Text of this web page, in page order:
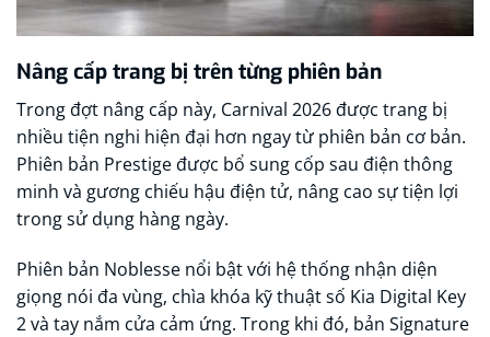
Nâng cấp trang bị trên từng phiên bản
Trong đợt nâng cấp này, Carnival 2026 được trang bị
nhiều tiện nghi hiện đại hơn ngay từ phiên bản cơ bản.
Phiên bản Prestige được bổ sung cốp sau điện thông
minh và gương chiếu hậu điện tử, nâng cao sự tiện lợi
trong sử dụng hàng ngày.
Phiên bản Noblesse nổi bật với hệ thống nhận diện
giọng nói đa vùng, chìa khóa kỹ thuật số Kia Digital Key
2 và tay nắm cửa cảm ứng. Trong khi đó, bản Signature